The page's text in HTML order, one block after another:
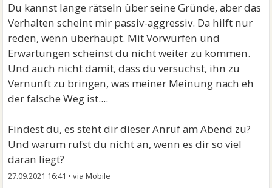
Du kannst lange rätseln über seine Gründe, aber das
Verhalten scheint mir passiv-aggressiv. Da hilft nur
reden, wenn überhaupt. Mit Vorwürfen und
Erwartungen scheinst du nicht weiter zu kommen.
Und auch nicht damit, dass du versuchst, ihn zu
Vernunft zu bringen, was meiner Meinung nach eh
der falsche Weg ist....
Findest du, es steht dir dieser Anruf am Abend zu?
Und warum rufst du nicht an, wenn es dir so viel
daran liegt?
27.09.2021 16:41 •